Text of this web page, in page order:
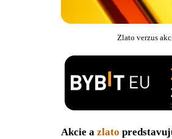
Zlato verzus
Akcie a zlato